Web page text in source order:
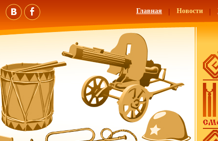
Главная Новости